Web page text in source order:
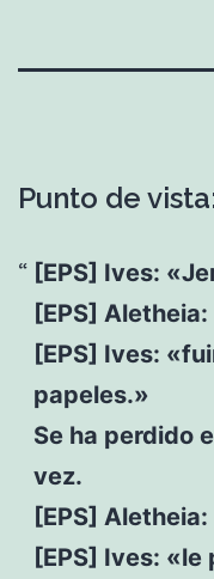
Punto de
[EPS] Ives:
[EPS]
[EPS] Ives:
papeles.»
Se ha perdido
vez.
[EPS]
[EPS] Ives: